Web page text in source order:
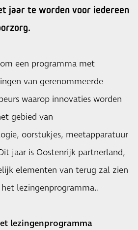
jaar te worden voor iedereen
een programma met
van gerenommeerde
waarop innovaties worden
gebied van
oorstukjes, meetapparatuur
jaar is Oostenrijk partnerland,
elementen van terug zal zien
lezingenprogramma..
lezingenprogramma